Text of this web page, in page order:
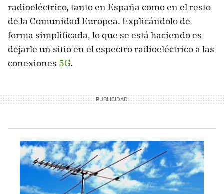
radioeléctrico, tanto en España como en el resto
de la Comunidad Europea. Explicándolo de
forma simplificada, lo que se está haciendo es
dejarle un sitio en el espectro radioeléctrico a las
conexiones 5G.